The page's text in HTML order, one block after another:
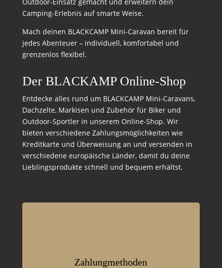
Camping-Erlebnis auf smarte Weise.
Mach deinen BLACKCAMP Mini-Caravan bereit für
jedes Abenteuer – individuell, komfortabel und
grenzenlos flexibel.
Der BLACKAMP Online-Shop
Entdecke alles rund um BLACKCAMP Mini-Caravans,
Dachzelte, Markisen und Zubehör für Biker und
Outdoor-Sportler in unserem Online-Shop. Wir
bieten verschiedene Zahlungsmöglichkeiten wie
Kreditkarte und Überweisung an und versenden in
verschiedene europäische Länder, damit du deine
Lieblingsprodukte schnell und bequem erhältst.
Zahlungmethoden